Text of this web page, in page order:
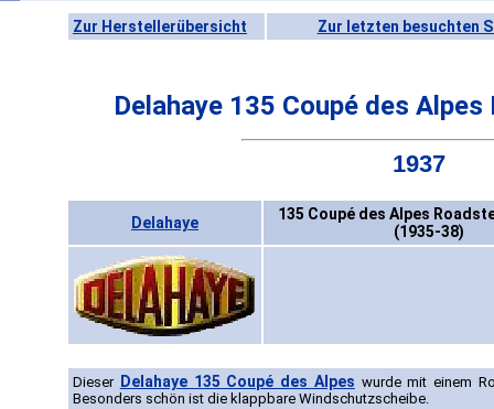
Zur Herstellerübersicht Zur letzten besuchten
Delahaye 135 Coupé des
1937
Delahaye
135 Coupé des Alpes
(1935-38)
Dieser Delahaye 135 Coupé des Alpes wurde mit einem
Besonders schön ist die klappbare Windschutzscheibe.